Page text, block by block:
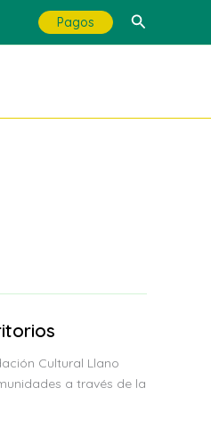
Pagos Buscar
Cultural Llano
a través de la